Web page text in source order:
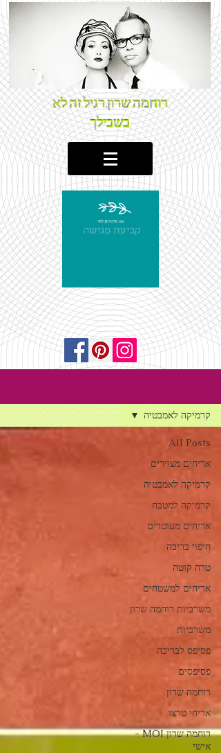
רוחמה שרון.רגיל זה לא
בשבילך
All Posts
אריחים מצוירים
קרמיקה לאמבטיה
קרמיקה למטבח
אריחים מעוטרים
חיפוי בריכה
טרה קוטה
אריחים למשטחים
משרביות רוחמה שרון
משרביות
פסיפס לבריכה
פסיפסים
רוחמה שרון
אריחי טרצו
רוחמה שרון MOI -
אישי
קרמיקה לאמבטיה